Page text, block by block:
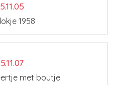
1958
met boutje